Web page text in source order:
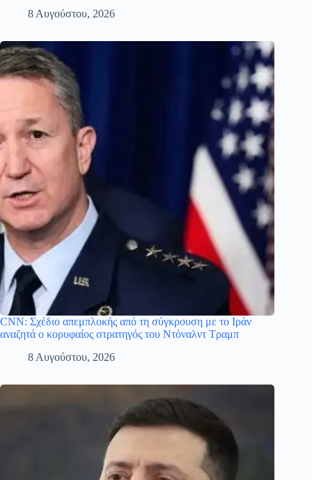
8 Αυγούστου, 2026
CNN: Σχέδιο απεμπλοκής από τη σύγκρουση με το Ιράν
αναζητά ο κορυφαίος στρατηγός του Ντόναλντ Τραμπ
8 Αυγούστου, 2026